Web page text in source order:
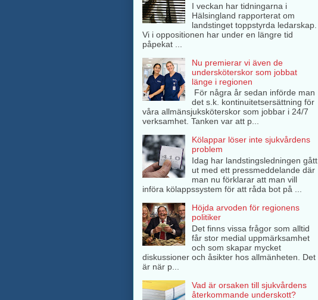
I veckan har tidningarna i
Hälsingland rapporterat om
landstinget toppstyrda ledarskap.
Vi i oppositionen har under en längre tid
påpekat ...
Nu premierar vi även de
undersköterskor som jobbat
länge i regionen
För några år sedan införde man
det s.k. kontinuitetsersättning för
våra allmänsjuksköterskor som jobbar i 24/7
verksamhet. Tanken var att p...
Kölappar löser inte sjukvårdens
problem
Idag har landstingsledningen gått
ut med ett pressmeddelande där
man nu förklarar att man vill
införa kölappssystem för att råda bot på ...
Höjda arvoden för regionens
politiker
Det finns vissa frågor som alltid
får stor medial uppmärksamhet
och som skapar mycket
diskussioner och åsikter hos allmänheten. Det
är när p...
Vad är orsaken till sjukvårdens
återkommande underskott?